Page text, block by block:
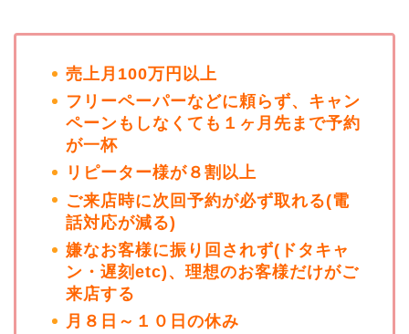
売上月100万円以上
フリーペーパーなどに頼らず、キャン
ペーンもしなくても１ヶ月先まで予約
が一杯
リピーター様が８割以上
ご来店時に次回予約が必ず取れる(電
話対応が減る)
嫌なお客様に振り回されず(ドタキャ
ン・遅刻etc)、理想のお客様だけがご
来店する
月８日～１０日の休み